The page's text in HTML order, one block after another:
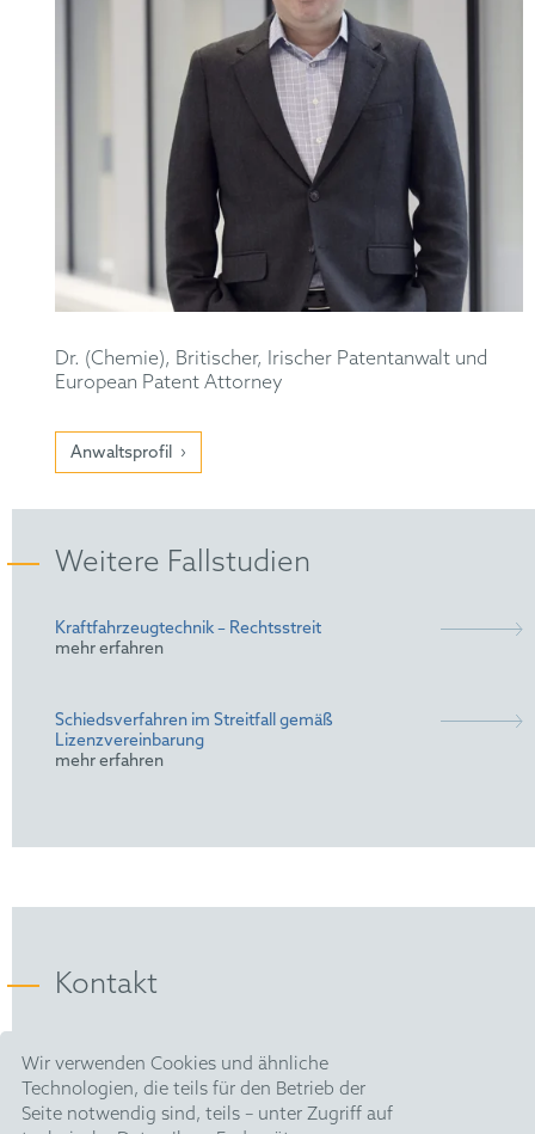
Wir verwenden Cookies und ähnliche
Technologien, die teils für den Betrieb der
Seite notwendig sind, teils – unter Zugriff auf
Dr. (Chemie), Britischer, Irischer Patentanwalt und
European Patent Attorney
Anwaltsprofil
Weitere Fallstudien
Kraftfahrzeugtechnik – Rechtsstreit
mehr erfahren
Schiedsverfahren im Streitfall gemäß
Lizenzvereinbarung
mehr erfahren
Kontakt
HOFFMANN EITLE |
Patent- und Rechtsanwälte PartmbB
Arabellastraße 30 |
81925 München